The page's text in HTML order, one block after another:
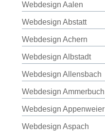
Webdesign Aalen
Webdesign Abstatt
Webdesign Achern
Webdesign Albstadt
Webdesign Allensbach
Webdesign Ammerbuch
Webdesign Appenweier
Webdesign Aspach